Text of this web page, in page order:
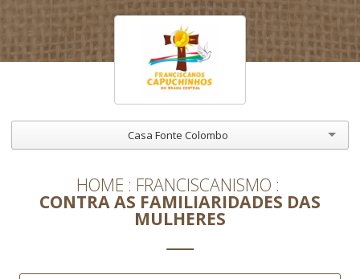
Casa Fonte Colombo
HOME FRANCISCANISMO
CONTRA AS FAMILIARIDADES DAS
MULHERES